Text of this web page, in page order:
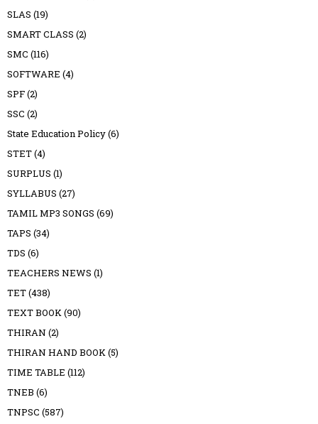
SLAS (19)
SMART CLASS (2)
SMC (116)
SOFTWARE (4)
SPF(2)
SSC (2)
State Education Policy(6)
STET(4)
SURPLUS (1)
SYLLABUS (27)
TAMIL MP3 SONGS (69)
TAPS (34)
TDS (6)
TEACHERS NEWS (1)
TET(438)
TEXT BOOK (90)
THIRAN (2)
THIRAN HAND BOOK (5)
TIME TABLE (112)
TNEB (6)
TNPSC (587)